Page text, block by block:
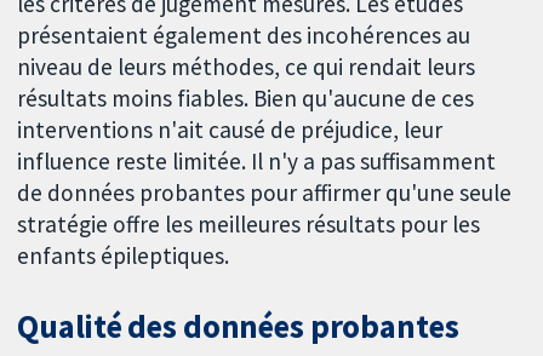
présentaient également des incohérences au
niveau de leurs méthodes, ce qui rendait leurs
résultats moins fiables. Bien qu'aucune de ces
interventions n'ait causé de préjudice, leur
influence reste limitée. Il n'y a pas suffisamment
de données probantes pour affirmer qu'une seule
stratégie offre les meilleures résultats pour les
enfants épileptiques.
Qualité des données probantes